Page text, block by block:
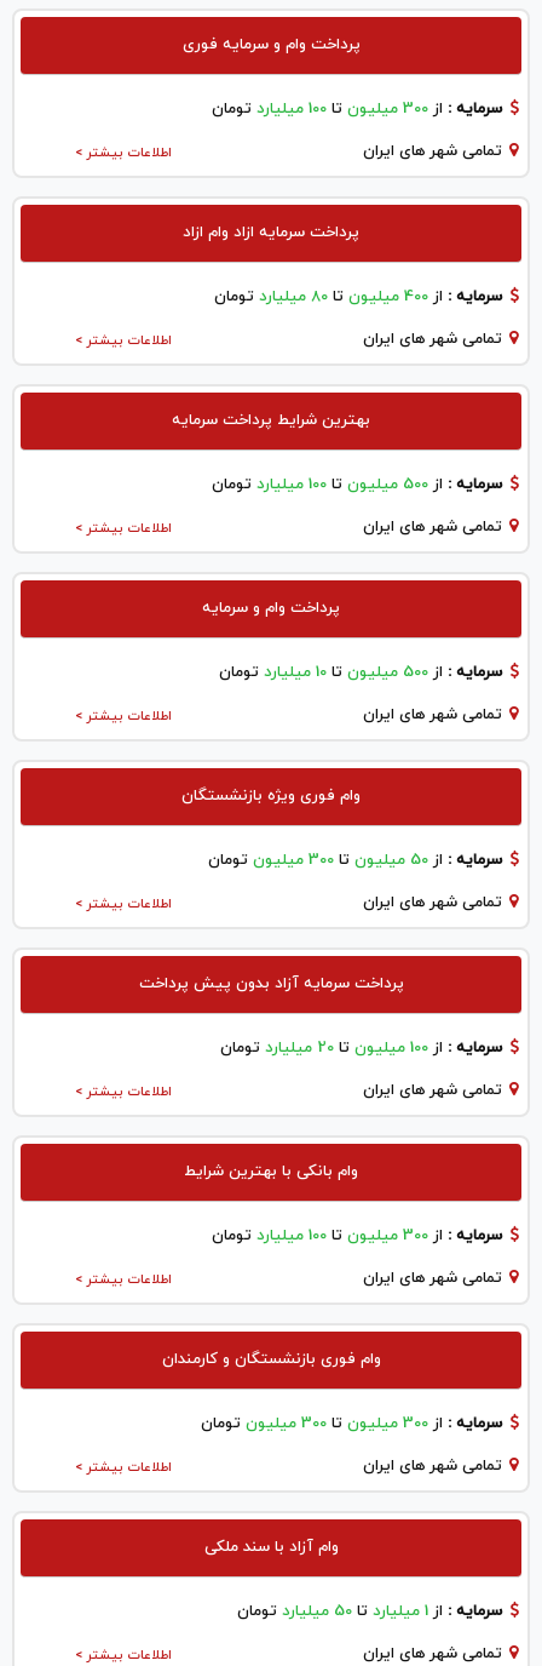
پرداخت وام و سرمایه فوری
سرمایه : از 300 میلیون تا 100 میلیارد تومان
اطلاعات بیشتر > تمامی شهر های ایران
پرداخت سرمایه ازاد وام ازاد
سرمایه : از 400 میلیون تا 80 میلیارد تومان
اطلاعات بیشتر > تمامی شهر های ایران
بهترین شرایط پرداخت سرمایه
سرمایه : از 500 میلیون تا 100 میلیارد تومان
اطلاعات بیشتر > تمامی شهر های ایران
پرداخت وام و سرمایه
سرمایه : از 500 میلیون تا 10 میلیارد تومان
اطلاعات بیشتر > تمامی شهر های ایران
وام فوری ویژه بازنشستگان
سرمایه : از 50 میلیون تا 300 میلیون تومان
اطلاعات بیشتر > تمامی شهر های ایران
پرداخت سرمایه آزاد بدون پیش پرداخت
سرمایه : از 100 میلیون تا 20 میلیارد تومان
اطلاعات بیشتر > تمامی شهر های ایران
وام بانکی با بهترین شرایط
سرمایه : از 300 میلیون تا 100 میلیارد تومان
اطلاعات بیشتر > تمامی شهر های ایران
وام فوری بازنشستگان و کارمندان
سرمایه : از 300 میلیون تا 300 میلیون تومان
اطلاعات بیشتر > تمامی شهر های ایران
وام آزاد با سند ملکی
سرمایه : از 1 میلیارد تا 50 میلیارد تومان
اطلاعات بیشتر > تمامی شهر های ایران